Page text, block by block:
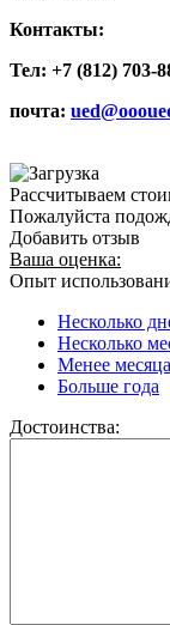
Контакты:
Тел: +7 (812) 703-
почта:
Рассчитываем
Пожалуйста
Добавить отзыв
Ваша оценка:
Опыт
Несколько
Несколько
Менее месяца
Больше года
Достоинства: